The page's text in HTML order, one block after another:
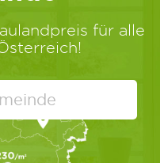
für alle